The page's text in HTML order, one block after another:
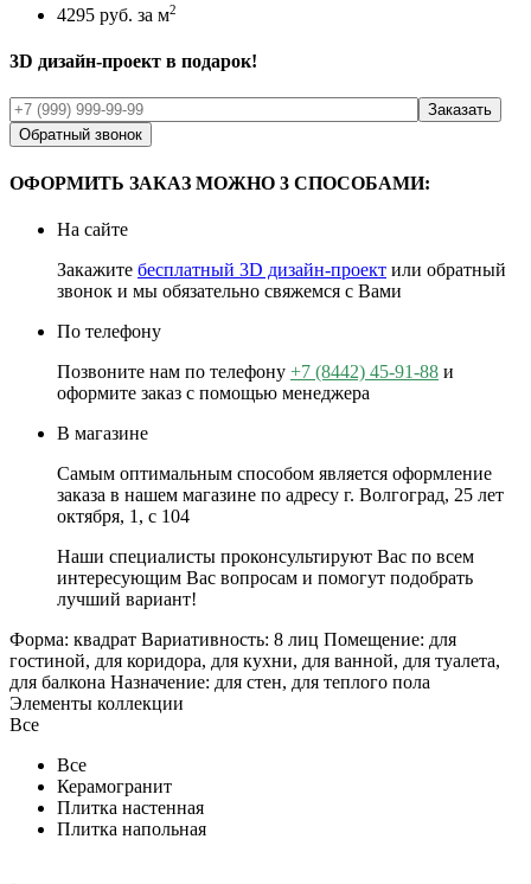
4295 руб. за м2
3D дизайн-проект в подарок!
Обратный звонок
ОФОРМИТЬ ЗАКАЗ МОЖНО 3 СПОСОБАМИ:
На сайте
Закажите бесплатный 3D дизайн-проект или обратный
звонок и мы обязательно свяжемся с Вами
По телефону
Позвоните нам по телефону +7 (8442) 45-91-88 и
оформите заказ с помощью менеджера
В магазине
Самым оптимальным способом является оформление
заказа в нашем магазине по адресу г. Волгоград, 25 лет
октября, 1, с 104
Наши специалисты проконсультируют Вас по всем
интересующим Вас вопросам и помогут подобрать
лучший вариант!
Форма: квадрат Вариативность: 8 лиц Помещение: для
гостиной, для коридора, для кухни, для ванной, для туалета,
для балкона Назначение: для стен, для теплого пола
Элементы коллекции
Все
Все
Керамогранит
Плитка настенная
Плитка напольная